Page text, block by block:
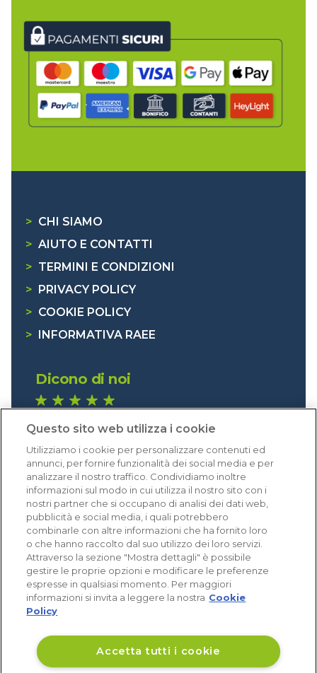
> CHI SIAMO
> AIUTO E CONTATTI
> TERMINI E CONDIZIONI
>
PRIVACY POLICY
> COOKIE POLICY
>
INFORMATIVA RAEE
Dicono di noi
Eccellente (4,8)
Acquisti verificati
Questo sito web utilizza i cookie
Utilizziamo i cookie per personalizzare contenuti ed
annunci, per fornire funzionalità dei social media e per
analizzare il nostro traffico. Condividiamo inoltre
informazioni sul modo in cui utilizza il nostro sito con i
nostri partner che si occupano di analisi dei dati web,
pubblicità e social media, i quali potrebbero
combinarle con altre informazioni che ha fornito loro
o che hanno raccolto dal suo utilizzo dei loro servizi.
Attraverso la sezione "Mostra dettagli" è possibile
gestire le proprie opzioni e modificare le preferenze
espresse in qualsiasi momento. Per maggiori
informazioni si invita a leggere la nostra Cookie
Policy
Accetta tutti i cookie